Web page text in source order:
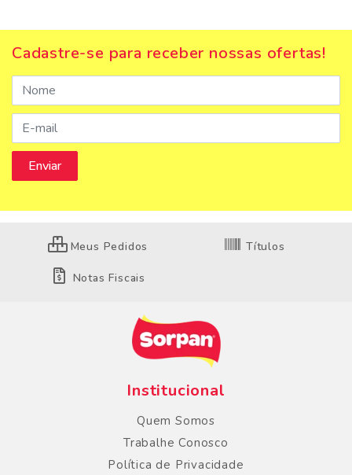
Cadastre-se para receber nossas ofertas!
Meus Pedidos Títulos
Notas Fiscais
Institucional
Quem Somos
Trabalhe Conosco
Política de Privacidade